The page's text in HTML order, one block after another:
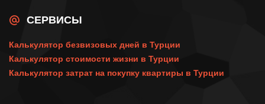
СЕРВИСЫ
Калькулятор безвизовых дней в Турции
Калькулятор стоимости жизни в Турции
Калькулятор затрат на покупку квартиры в Турции